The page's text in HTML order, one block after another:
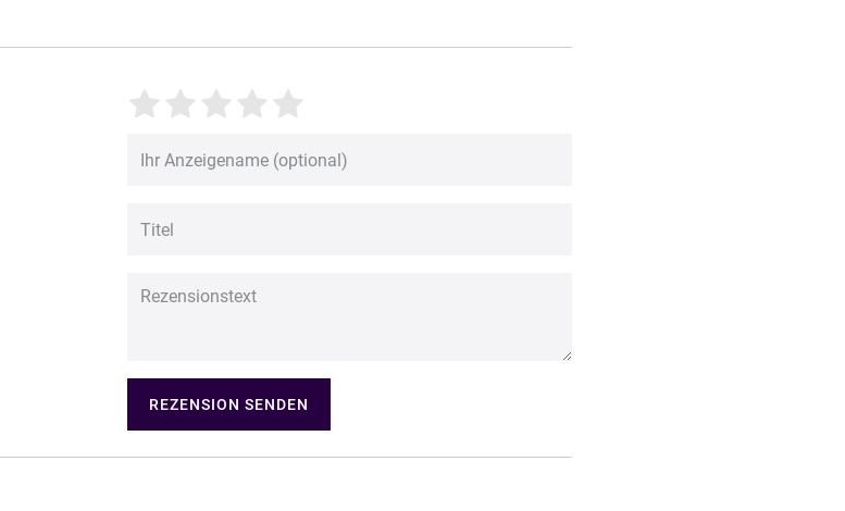
REZENSION SENDEN